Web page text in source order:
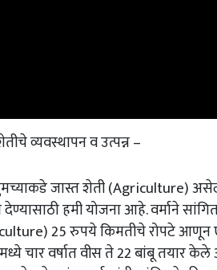
व्यवस्थापन व उत्पन्न –
जास्त शेती (Agriculture)
हमी योजना आहे. वर्माने
25 रुपये किमतीचे रोपटे आणून
चार वर्षात वीस ते 22 बांबू तयार